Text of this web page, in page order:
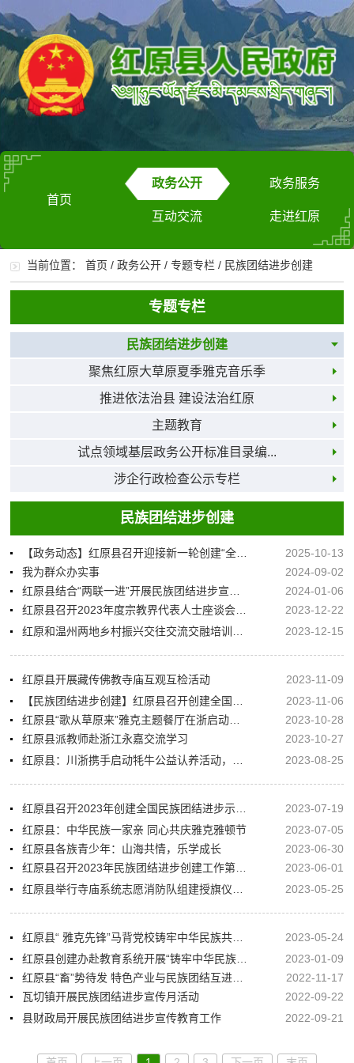
首页
政务公开 政务服务
互动交流 走进红原
当前位置：首页 /政务公开 /专题专栏 / 民族团结进步创建
专题专栏
民族团结进步创建
聚焦红原大草原夏季雅克音乐季
推进依法治县 建设法治红原
主题教育
试点领域基层政务公开标准目录编...
涉企行政检查公示专栏
民族团结进步创建
2025-10-13
我为群众办实事
2024-09-02
2024-01-06
2023-12-22
2023-12-15
红原县开展藏传佛教寺庙互观互检活动
2023-11-09
2023-11-06
2023-10-28
红原县派教师赴浙江永嘉交流学习
2023-10-27
2023-08-25
2023-07-19
红原县：中华民族一家亲 同心共庆雅克雅顿节
2023-07-05
红原县各族青少年：山海共情，乐学成长
2023-06-30
2023-06-01
2023-05-25
2023-05-24
2023-01-09
2022-11-17
瓦切镇开展民族团结进步宣传月活动
2022-09-22
县财政局开展民族团结进步宣传教育工作
2022-09-21